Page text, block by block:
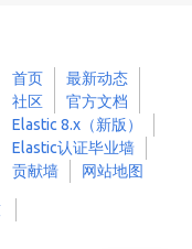
首页
最新动态
社区
官方文档
Elastic 8.x（新版）
Elastic认证毕业墙
贡献墙
网站地图